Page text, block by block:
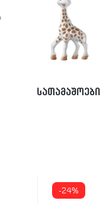
სათამაშოები
-24%